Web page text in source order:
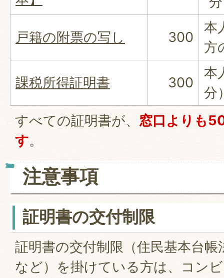
戸籍の附票の写し 300
本
方
課税所得証明書 300
本
分
すべての証明書が、 窓口よりも
す。
注意事項
証明書の交付制限
証明書の交付制限（住民基本台
など）を掛けている方は、コン